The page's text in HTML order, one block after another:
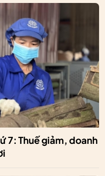
7: Thuế giảm, doanh